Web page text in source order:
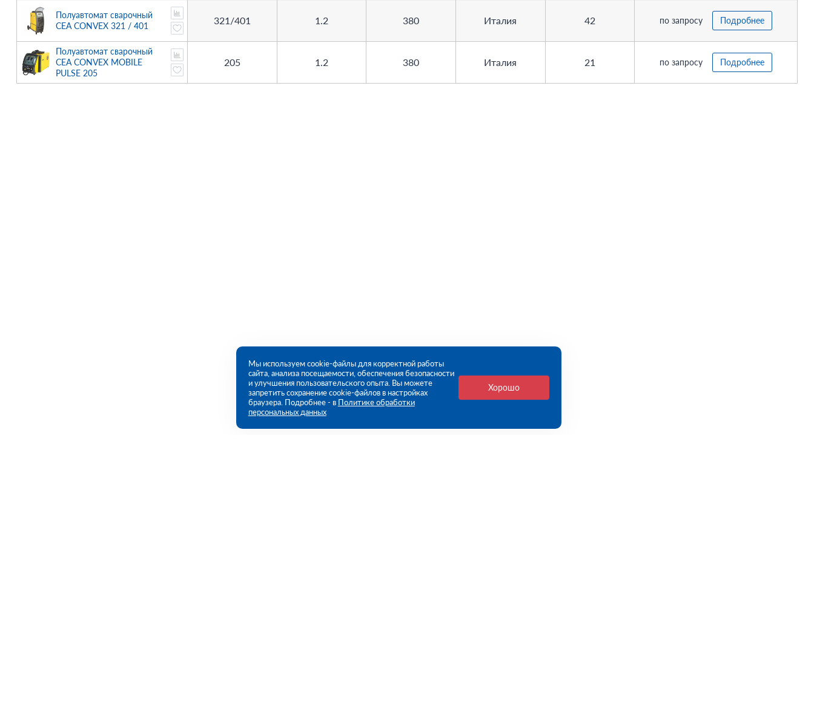
Полуавтомат сварочный
CEA CONVEX 321 / 401
по запросу Подробнее
321/401 1.2 380 Италия 42
Полуавтомат сварочный
CEA CONVEX MOBILE
PULSE 205
по запросу Подробнее
205 1.2 380 Италия 21
Мы используем cookie-файлы для корректной работы
сайта, анализа посещаемости, обеспечения безопасности
и улучшения пользовательского опыта. Вы можете
запретить сохранение cookie-файлов в настройках
браузера. Подробнее - в Политике обработки
персональных данных
Хорошо